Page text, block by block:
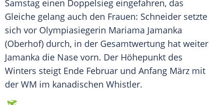
Samstag einen Doppelsieg eingefahren, das
Gleiche gelang auch den Frauen: Schneider setzte
sich vor Olympiasiegerin Mariama Jamanka
(Oberhof) durch, in der Gesamtwertung hat weiter
Jamanka die Nase vorn. Der Höhepunkt des
Winters steigt Ende Februar und Anfang März mit
der WM im kanadischen Whistler.